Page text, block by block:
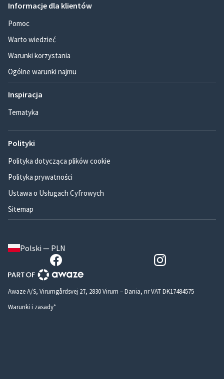
Informacje dla klientów
Pomoc
Warto wiedzieć
Warunki korzystania
Ogólne warunki najmu
Inspiracja
Tematyka
Polityki
Polityka dotycząca plików cookie
Polityka prywatności
Ustawa o Usługach Cyfrowych
Sitemap
Polski — PLN
Awaze A/S, Virumgårdsvej 27, 2830 Virum – Dania, nr VAT DK17484575
Warunki i zasady*